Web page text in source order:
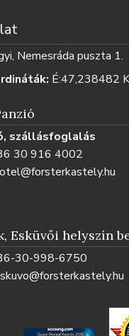
Nemesráda puszta 1.
É:47,238482
szállásfoglalás
30 916 4002
Esküvői helyszín
30-998-6750